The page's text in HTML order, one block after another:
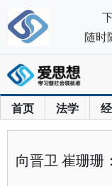
首页 法学
向晋卫 崔珊珊
随时